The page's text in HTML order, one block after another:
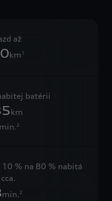
až
km1
batérii
km
2
% na 80 % nabitá
min.2